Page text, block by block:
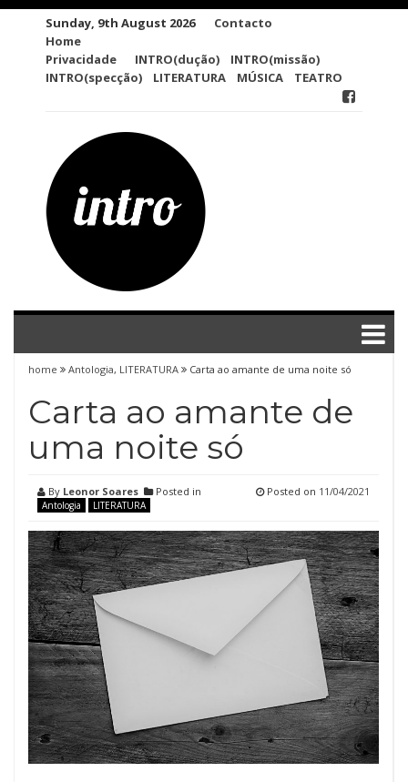
Sunday, 9th August 2026
Contacto
Home
Privacidade
INTRO(dução)
INTRO(missão)
INTRO(specção)
LITERATURA MÚSICA TEATRO
home Antologia, LITERATURA Carta ao amante de uma noite só
Carta ao amante de
uma noite só
By Leonor Soares Posted in
Antologia LITERATURA
Posted on 11/04/2021